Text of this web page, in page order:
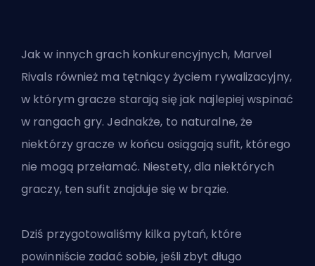
Jak w innych grach konkurencyjnych, Marvel
Rivals również ma tętniący życiem rywalizacyjny,
w którym gracze starają się jak najlepiej wspinać
w rangach gry. Jednakże, to naturalne, że
niektórzy gracze w końcu osiągają sufit, którego
nie mogą przełamać. Niestety, dla niektórych
graczy, ten sufit znajduje się w brązie.
Dziś przygotowaliśmy kilka pytań, które
powinniście zadać sobie, jeśli zbyt długo